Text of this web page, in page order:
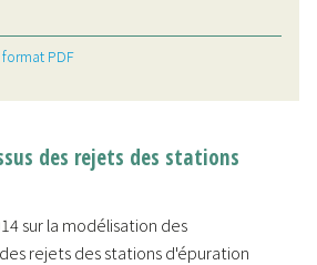
format PDF
des rejets des stations
sur la modélisation des
rejets des stations d'épuration